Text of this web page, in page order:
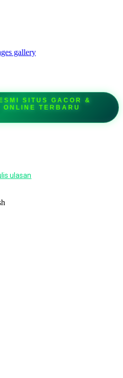
gallery
SITUS GACOR &
ONLINE TERBARU
Tulis ulasan